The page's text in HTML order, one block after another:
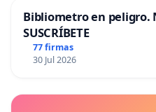
Bibliometro en peligro.
SUSCRÍBETE
77 firmas
30 Jul 2026